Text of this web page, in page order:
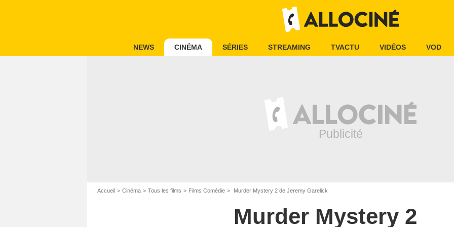
NEWS CINÉMA SÉRIES STREAMING TVACTU VIDÉOS VOD
Accueil Cinéma Tous les films Films Comédie Murder Mystery 2 de Jeremy Garelick
Murder Mystery 2